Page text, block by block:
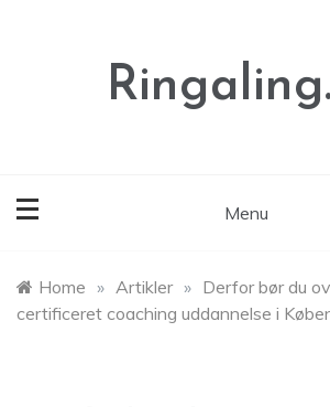
Menu
Home » Artikler » Derfor bør du
certificeret coaching uddannelse i